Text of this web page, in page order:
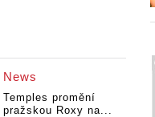
News
Temples promění
pražskou Roxy na...